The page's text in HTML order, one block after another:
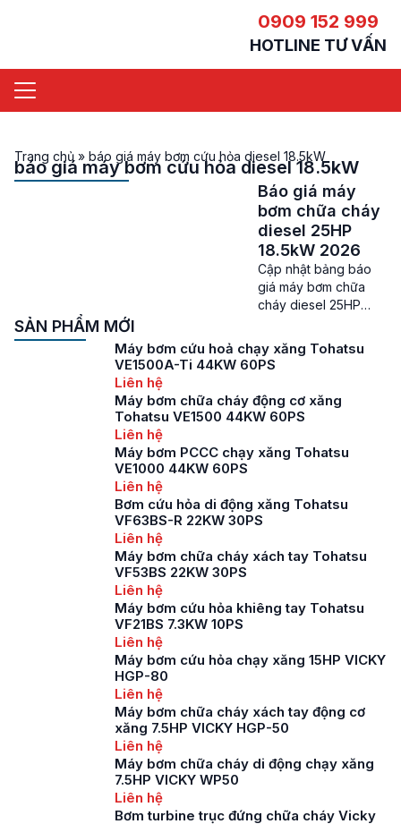
0909 152 999
HOTLINE TƯ VẤN
Trang chủ » báo giá máy bơm cứu hỏa diesel 18.5kW
báo giá máy bơm cứu hỏa diesel 18.5kW
Báo giá máy
bơm chữa cháy
diesel 25HP
18.5kW 2026
Cập nhật bảng báo
giá máy bơm chữa
cháy diesel 25HP
giá máy bơm chữa
cháy diesel 25HP –
bơm chữa cháy
diesel là một phần
bảo vệ an toàn con
do […]
SẢN PHẨM MỚI
Máy bơm cứu hoả chạy xăng Tohatsu
VE1500A-Ti 44KW 60PS
Liên hệ
Máy bơm chữa cháy động cơ xăng
Tohatsu VE1500 44KW 60PS
Liên hệ
Máy bơm PCCC chạy xăng Tohatsu
VE1000 44KW 60PS
Liên hệ
Bơm cứu hỏa di động xăng Tohatsu
VF63BS-R 22KW 30PS
Liên hệ
Máy bơm chữa cháy xách tay Tohatsu
VF53BS 22KW 30PS
Liên hệ
Máy bơm cứu hỏa khiêng tay Tohatsu
VF21BS 7.3KW 10PS
Liên hệ
Máy bơm cứu hỏa chạy xăng 15HP VICKY
HGP-80
Liên hệ
Máy bơm chữa cháy xách tay động cơ
xăng 7.5HP VICKY HGP-50
Liên hệ
Máy bơm chữa cháy di động chạy xăng
7.5HP VICKY WP50
Liên hệ
Bơm turbine trục đứng chữa cháy Vicky